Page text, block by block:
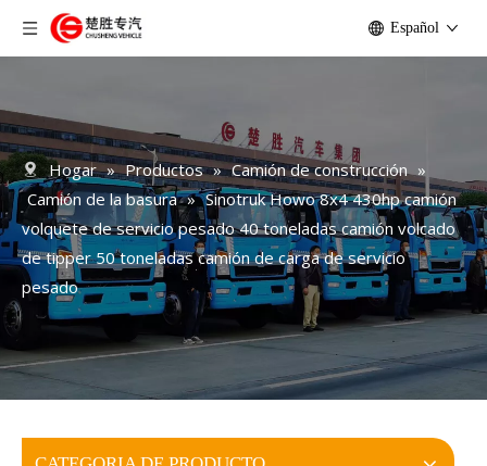
Español
Hogar » Productos » Camión de construcción »
Camión de la basura » Sinotruk Howo 8x4 430hp camión
volquete de servicio pesado 40 toneladas camión volcado
de tipper 50 toneladas camión de carga de servicio
pesado